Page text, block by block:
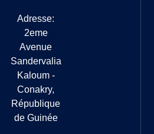
Adresse:
2eme
Avenue
Sandervalia
Kaloum -
Conakry,
République
de Guinée